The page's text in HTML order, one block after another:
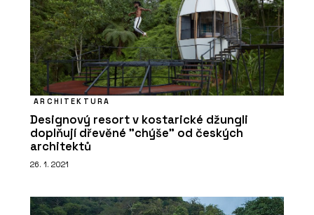
ARCHITEKTURA
Designový resort v kostarické džungli
doplňují dřevěné "chýše" od českých
architektů
26. 1. 2021